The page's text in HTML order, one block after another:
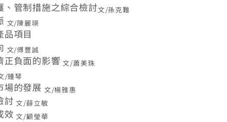
管制措施之綜合檢討文/孫克難
文/陳麗瑛
品項目
文/傅豐誠
正負面的影響文/蕭美珠
/鍾琴
場的發展 文/楊雅惠
討文/薛立敏
效文/顧瑩華